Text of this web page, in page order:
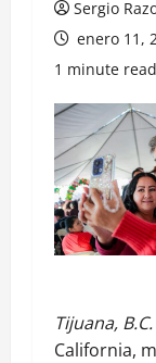
Sergio
enero 11,
1 minute read
Tijuana, B.C.
California,